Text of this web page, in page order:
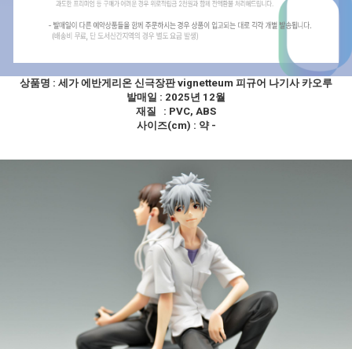
상품명 : 세가 에반게리온 신극장판 vignetteum 피규어 나기사 카오루
발매일 : 2025년 12월
재질 : PVC, ABS
사이즈(cm) : 약 -